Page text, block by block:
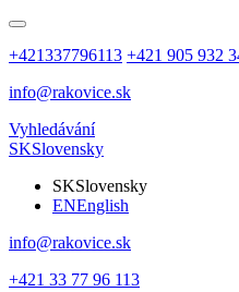
+421337796113 +421 905 932
info@rakovice.sk
Vyhledávání
SKSlovensky
SKSlovensky
ENEnglish
info@rakovice.sk
+421 33 77 96 113